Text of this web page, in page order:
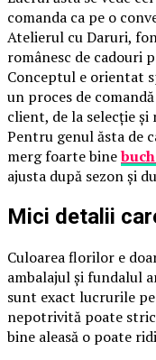
comanda ca pe o
Atelierul cu Daruri,
românesc de cadouri
Conceptul e orientat
un proces de
client, de la selecție și
Pentru genul ăsta de
merg foarte bine
ajusta după sezon și
Mici detalii
Culoarea florilor e
ambalajul și fundalul
sunt exact lucrurile
nepotrivită poate
bine aleasă o poate